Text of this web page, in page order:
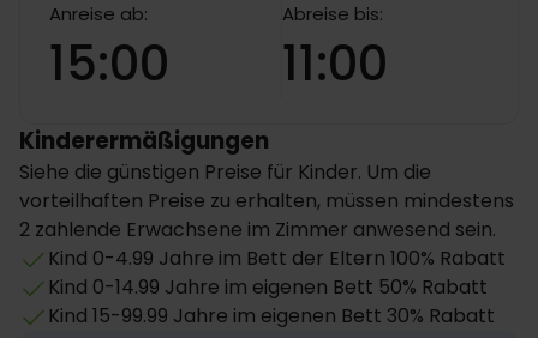
Anreise ab:
15:00
Abreise bis:
11:00
Kinderermäßigungen
Siehe die günstigen Preise für Kinder. Um die
vorteilhaften Preise zu erhalten, müssen mindestens
2 zahlende Erwachsene im Zimmer anwesend sein.
Kind 0-4.99 Jahre im Bett der Eltern 100% Rabatt
Kind 0-14.99 Jahre im eigenen Bett 50% Rabatt
Kind 15-99.99 Jahre im eigenen Bett 30% Rabatt